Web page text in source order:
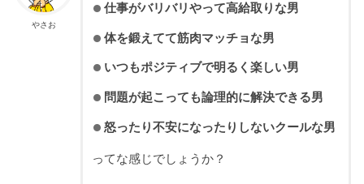
やさお
仕事がバリバリやって高給取りな男
体を鍛えてて筋肉マッチョな男
いつもポジティブで明るく楽しい男
問題が起こっても論理的に解決できる男
怒ったり不安になったりしないクールな男
ってな感じでしょうか？